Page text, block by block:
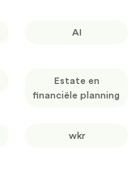
AI
Estate en
financiële planning
wkr